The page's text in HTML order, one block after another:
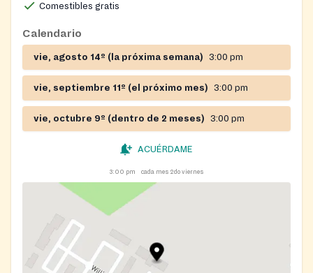
Comestibles gratis
Calendario
vie, agosto 14º (la próxima semana) 3:00 pm
vie, septiembre 11º (el próximo mes) 3:00 pm
vie, octubre 9º (dentro de 2 meses) 3:00 pm
ACUÉRDAME
3:00 pm cada mes 2do viernes